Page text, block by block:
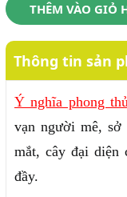
THÊM VÀO GIỎ
Thông tin sản
Ý nghĩa phong
vạn người mê,
mắt, cây đại diện
đầy.